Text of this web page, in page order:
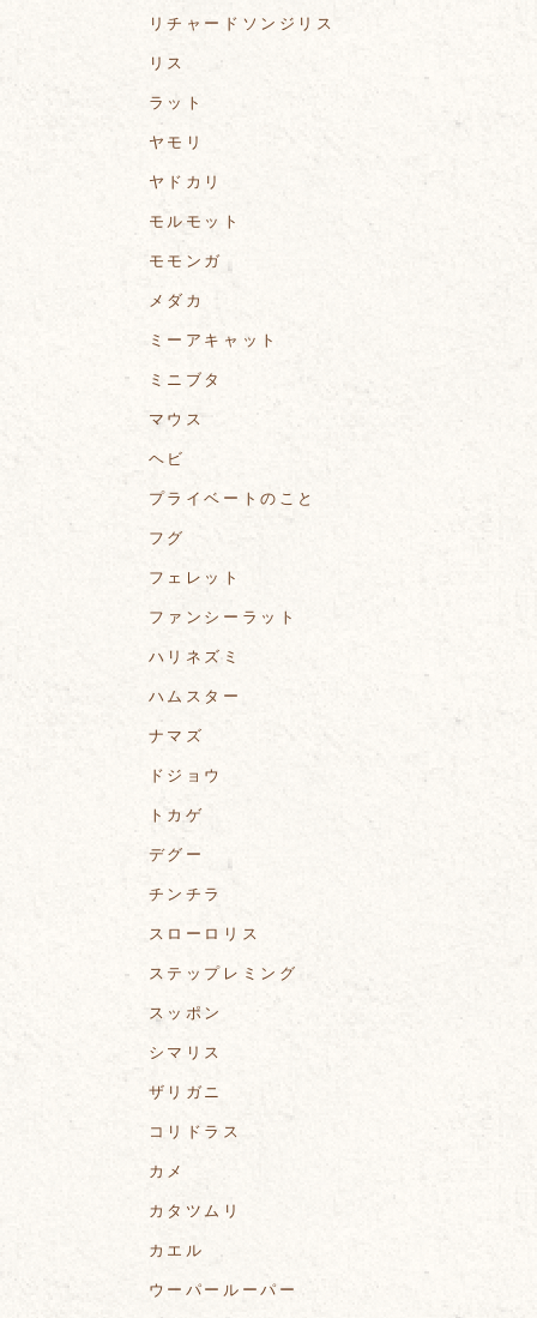
リチャードソンジリス
リス
ラット
ヤモリ
ヤドカリ
モルモット
モモンガ
メダカ
ミーアキャット
ミニブタ
マウス
ヘビ
プライベートのこと
フグ
フェレット
ファンシーラット
ハリネズミ
ハムスター
ナマズ
ドジョウ
トカゲ
デグー
チンチラ
スローロリス
ステップレミング
スッポン
シマリス
ザリガニ
コリドラス
カメ
カタツムリ
カエル
ウーパールーパー